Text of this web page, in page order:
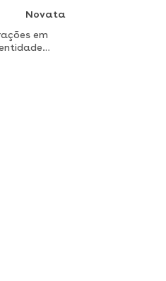
Novata
em
encantar,
arte